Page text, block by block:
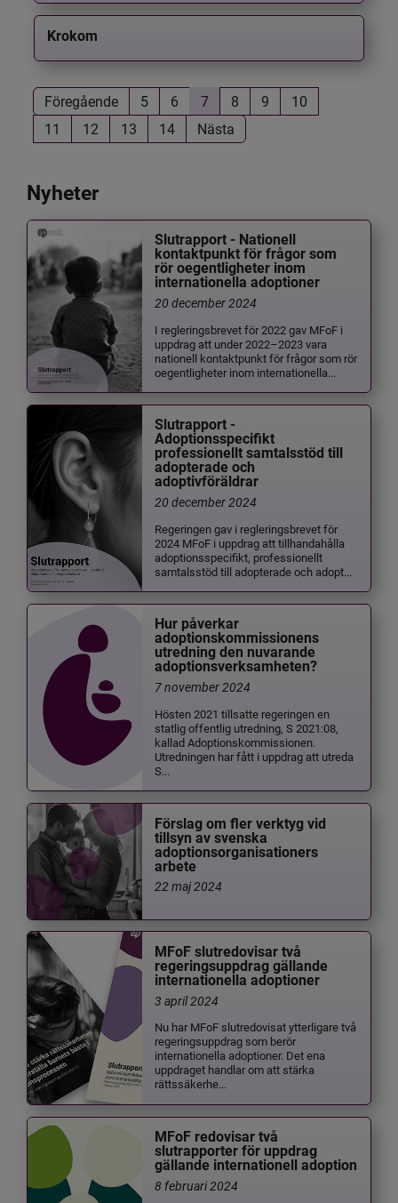
Krokom
Föregående 5 6 7 8 9
10
11
12 13 14 Nästa
Nyheter
Slutrapport - Nationell
kontaktpunkt för frågor som
rör oegentligheter inom
internationella adoptioner
20 december 2024
I regleringsbrevet för 2022 gav MFoF i
uppdrag att under 2022–2023 vara
nationell kontaktpunkt för frågor som rör
oegentligheter inom internationella...
Slutrapport -
Adoptionsspecifikt
professionellt samtalsstöd till
adopterade och
adoptivföräldrar
20 december 2024
Regeringen gav i regleringsbrevet för
2024 MFoF i uppdrag att tillhandahålla
adoptionsspecifikt, professionellt
samtalsstöd till adopterade och adopt...
Hur påverkar
adoptionskommissionens
utredning den nuvarande
adoptionsverksamheten?
7 november 2024
Hösten 2021 tillsatte regeringen en
statlig offentlig utredning, S 2021:08,
kallad Adoptionskommissionen.
Utredningen har fått i uppdrag att utreda
S...
Förslag om fler verktyg vid
tillsyn av svenska
adoptionsorganisationers
arbete
22 maj 2024
MFoF slutredovisar två
regeringsuppdrag gällande
internationella adoptioner
3 april 2024
Nu har MFoF slutredovisat ytterligare två
regeringsuppdrag som berör
internationella adoptioner. Det ena
uppdraget handlar om att stärka
rättssäkerhe...
MFoF redovisar två
slutrapporter för uppdrag
gällande internationell adoption
8 februari 2024